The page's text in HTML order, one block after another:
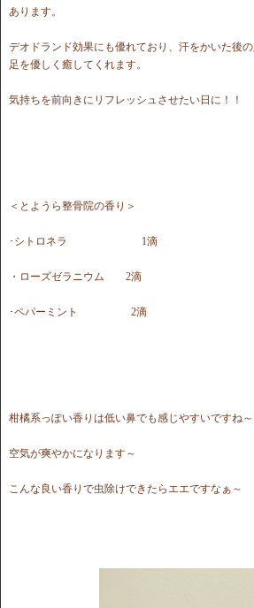
あります。
デオドランド効果にも優れており、汗をかいた後
足を優しく癒してくれます。
気持ちを前向きにリフレッシュさせたい日に！！
＜とようら整骨院の香り＞
･シトロネラ 1滴
・ローズゼラニウム 2滴
･ペパーミント 2滴
柑橘系っぽい香りは低い鼻でも感じやすいですね～
空気が爽やかになります～
こんな良い香りで虫除けできたらエエですなぁ～